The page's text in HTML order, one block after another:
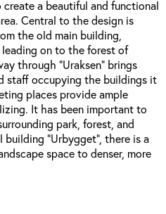
a beautiful and functional
Central to the design is
the old main building,
on to the forest of
through “Uraksen” brings
staff occupying the buildings it
places provide ample
It has been important to
park, forest, and
“Urbygget”, there is a
space to denser, more